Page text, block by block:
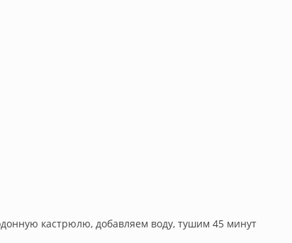
кастрюлю, добавляем воду, тушим 45 минут